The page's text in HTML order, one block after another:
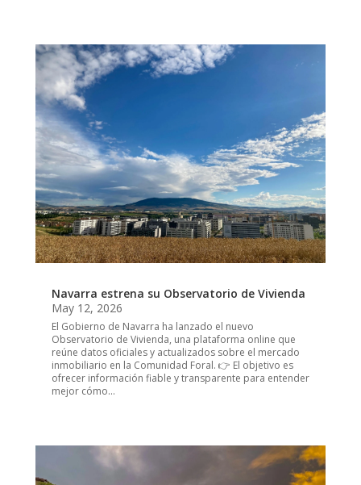
Navarra estrena su Observatorio de Vivienda
May 12, 2026
El Gobierno de Navarra ha lanzado el nuevo
Observatorio de Vivienda, una plataforma online que
reúne datos oficiales y actualizados sobre el mercado
inmobiliario en la Comunidad Foral. 👉 El objetivo es
ofrecer información fiable y transparente para entender
mejor cómo...